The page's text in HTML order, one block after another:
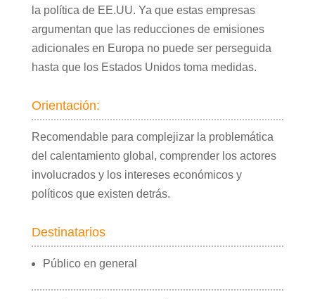
la política de EE.UU. Ya que estas empresas
argumentan que las reducciones de emisiones
adicionales en Europa no puede ser perseguida
hasta que los Estados Unidos toma medidas.
Orientación:
Recomendable para complejizar la problemática
del calentamiento global, comprender los actores
involucrados y los intereses económicos y
políticos que existen detrás.
Destinatarios
Público en general